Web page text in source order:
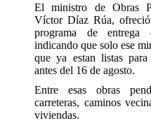
El ministro de Obras
Víctor Díaz Rúa,
programa de entrega
indicando que solo ese
que ya estan listas
antes del 16 de agosto.
Entre esas obras
carreteras, caminos
viviendas.